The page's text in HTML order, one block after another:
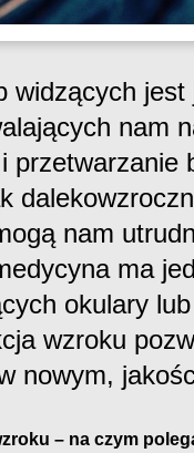
widzących
nam
przetwarzanie
nam
ma
okulary
wzroku
nowym,
– na czym